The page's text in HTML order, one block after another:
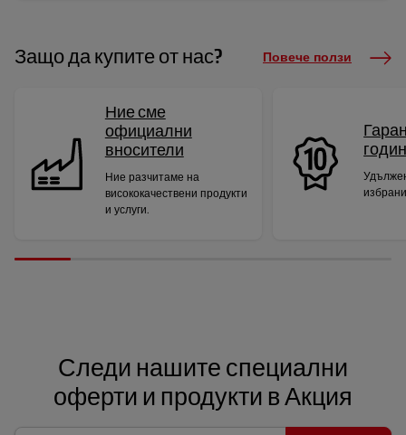
Защо да купите от нас? Повече ползи
Ние сме
официални
вносители
Ние разчитаме на
висококачествени продукти
и услуги.
Следи нашите специални
оферти и продукти в Акция